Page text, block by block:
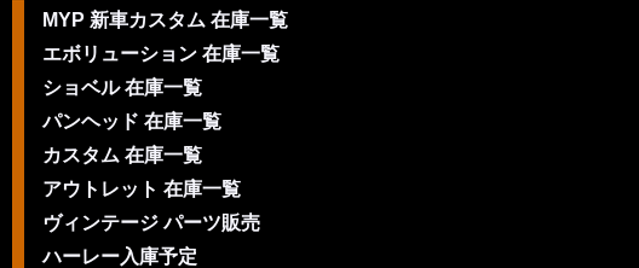
MYP 新車カスタム 在庫一覧
エボリューション 在庫一覧
ショベル 在庫一覧
パンヘッド 在庫一覧
カスタム 在庫一覧
アウトレット 在庫一覧
ヴィンテージ パーツ販売
ハーレー入庫予定